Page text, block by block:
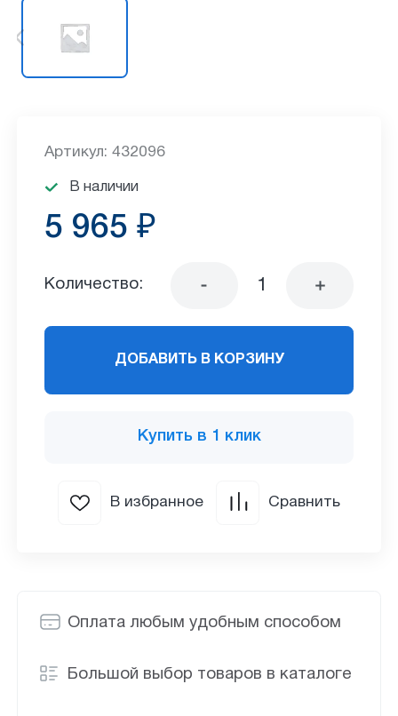
Оплата любым удобным способом
Большой выбор товаров в каталоге
Артикул: 432096
В наличии
5 965 ₽
Количество:
ДОБАВИТЬ В КОРЗИНУ
Купить в 1 клик
В избранное Сравнить